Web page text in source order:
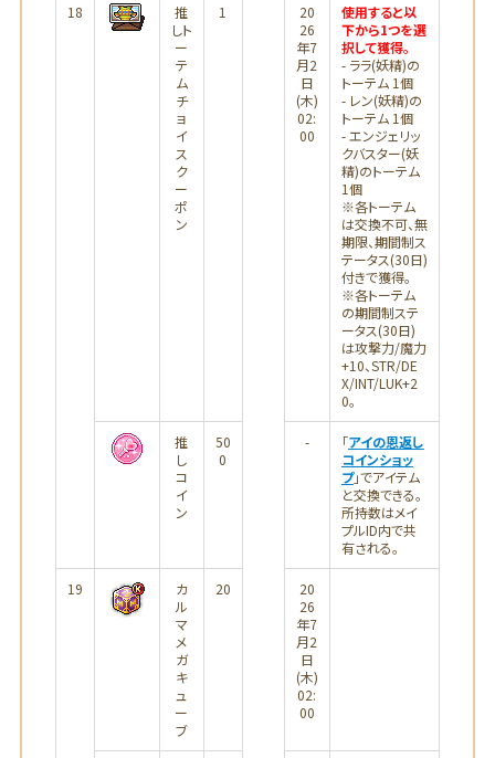
18
推
しト
ー
テ
ム
チ
ョ
イ
ス
ク
ー
ポ
ン
1
20
26
年7
月2
日
(木)
02:
00
使用すると以
下から1つを選
択して獲得。
- ララ(妖精)の
トーテム 1個
- レン(妖精)の
トーテム 1個
- エンジェリッ
クバスター(妖
精)のトーテム
1個
※各トーテム
は交換不可、無
期限、期間制ス
テータス(30日)
付きで獲得。
※各トーテム
の期間制ステ
ータス(30日)
は攻撃力/魔力
+10、STR/DE
X/INT/LUK+2
0。
推
し
コ
イ
ン
50
0
- 「アイの恩返し
コインショッ
プ」でアイテム
と交換できる。
所持数はメイ
プルID内で共
有される。
19
カ
ル
マ
メ
ガ
キ
ュ
ー
ブ
20
20
26
年7
月2
日
(木)
02:
00